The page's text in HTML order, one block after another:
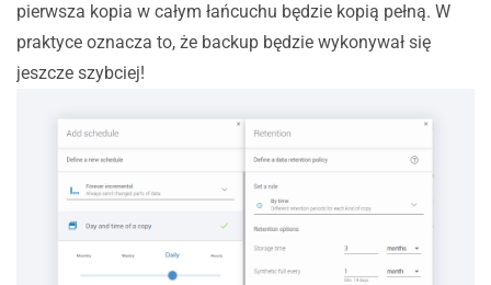
pierwsza kopia w całym łańcuchu będzie kopią pełną. W
praktyce oznacza to, że backup będzie wykonywał się
jeszcze szybciej!